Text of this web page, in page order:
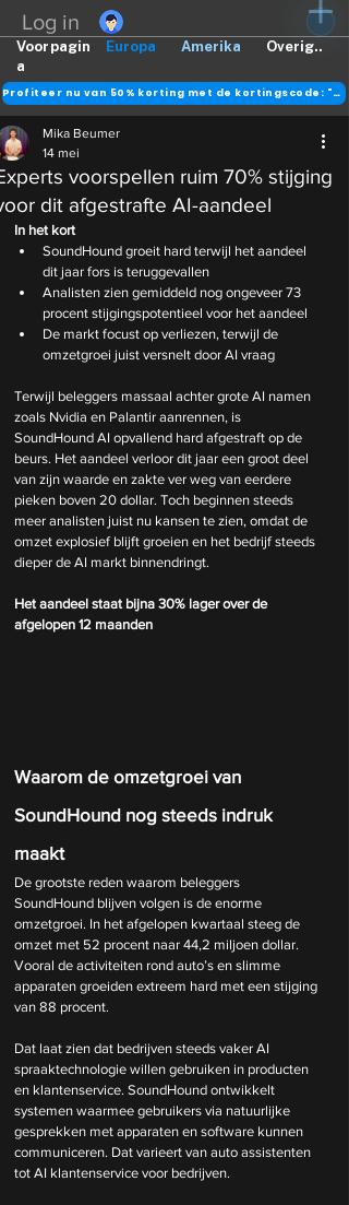
Log in
Europa Amerika Overig..
Voorpagin
a
Profiteer nu van 50% korting met de kortingscode: "DANK"
voorspellen ruim 70% stijging
dit afgestrafte AI-aandeel
Mika Beumer
14 mei
In het kort
SoundHound groeit hard terwijl het aandeel
dit jaar fors is teruggevallen
Analisten zien gemiddeld nog ongeveer 73
procent stijgingspotentieel voor het aandeel
De markt focust op verliezen, terwijl de
omzetgroei juist versnelt door AI vraag
Terwijl beleggers massaal achter grote AI namen
zoals Nvidia en Palantir aanrennen, is
SoundHound AI opvallend hard afgestraft op de
beurs. Het aandeel verloor dit jaar een groot deel
van zijn waarde en zakte ver weg van eerdere
pieken boven 20 dollar. Toch beginnen steeds
meer analisten juist nu kansen te zien, omdat de
omzet explosief blijft groeien en het bedrijf steeds
dieper de AI markt binnendringt.
Het aandeel staat bijna 30% lager over de
afgelopen 12 maanden
Waarom de omzetgroei van
SoundHound nog steeds indruk
maakt
De grootste reden waarom beleggers
SoundHound blijven volgen is de enorme
omzetgroei. In het afgelopen kwartaal steeg de
omzet met 52 procent naar 44,2 miljoen dollar.
Vooral de activiteiten rond auto’s en slimme
apparaten groeiden extreem hard met een stijging
van 88 procent.
Dat laat zien dat bedrijven steeds vaker AI
spraaktechnologie willen gebruiken in producten
en klantenservice. SoundHound ontwikkelt
systemen waarmee gebruikers via natuurlijke
gesprekken met apparaten en software kunnen
communiceren. Dat varieert van auto assistenten
tot AI klantenservice voor bedrijven.